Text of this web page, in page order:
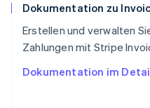
Dokumentation zu
Erstellen und verwalten
Zahlungen mit Stripe
Dokumentation im
Thailand
Tschechische
English
English